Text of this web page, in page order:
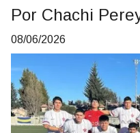
Por Chachi
08/06/2026